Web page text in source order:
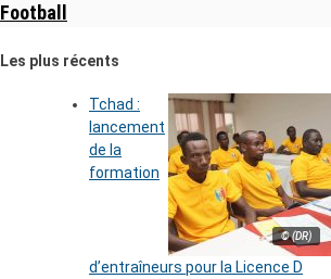
Football
Les plus récents
© (DR)
Tchad :
lancement
de la
formation
d’entraîneurs pour la Licence D